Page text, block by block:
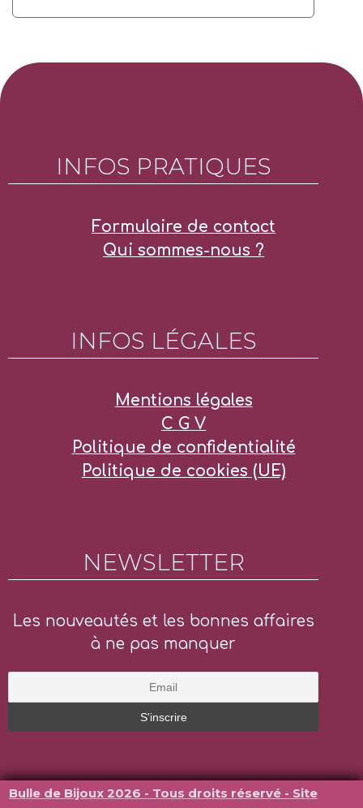
INFOS PRATIQUES
Formulaire de contact
Qui sommes-nous ?
INFOS LÉGALES
Mentions légales
C G V
Politique de confidentialité
Politique de cookies (UE)
NEWSLETTER
Les nouveautés et les bonnes affaires
à ne pas manquer
Bulle de Bijoux 2026 - Tous droits réservé - Site